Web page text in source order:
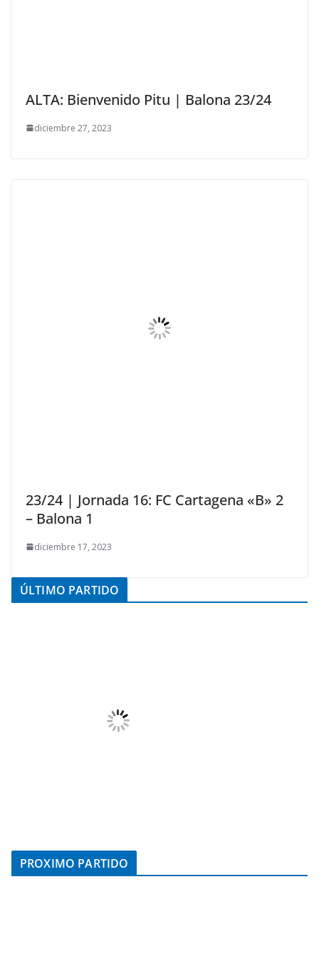
ALTA: Bienvenido Pitu | Balona 23/24
diciembre 27, 2023
23/24 | Jornada 16: FC Cartagena «B» 2
– Balona 1
diciembre 17, 2023
ÚLTIMO PARTIDO
PROXIMO PARTIDO